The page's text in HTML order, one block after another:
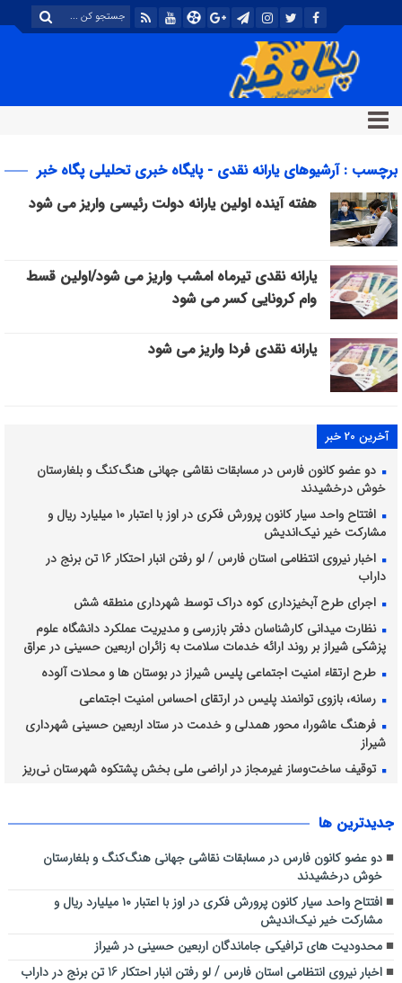
برچسب : آرشیوهای یارانه نقدی - پایگاه خبری تحلیلی پگاه خبر
هفته آینده اولین یارانه دولت رئیسی واریز می شود
یارانه نقدی تیرماه امشب واریز می شود/اولین قسط
وام کرونایی کسر می شود
یارانه نقدی فردا واریز می شود
آخرین 20 خبر
دو عضو کانون فارس در مسابقات نقاشی جهانی هنگ‌کنگ و بلغارستان
خوش درخشیدند
افتتاح واحد سیار کانون پرورش فکری در اوز با اعتبار ۱۰ میلیارد ریال و
مشارکت خیر نیک‌اندیش
اخبار نیروی انتظامی استان فارس / لو رفتن انبار احتکار 16 تن برنج در
داراب
اجرای طرح آبخیزداری کوه دراک توسط شهرداری منطقه شش
نظارت میدانی کارشناسان دفتر بازرسی و مدیریت عملکرد دانشگاه علوم
پزشکی شیراز بر روند ارائه خدمات سلامت به زائران اربعین حسینی در عراق
طرح ارتقاء امنیت اجتماعی پلیس شیراز در بوستان ها و محلات آلوده
رسانه، بازوی توانمند پلیس در ارتقای احساس امنیت اجتماعی
فرهنگ عاشورا، محور همدلی و خدمت در ستاد اربعین حسینی شهرداری
شیراز
توقیف ساخت‌وساز غیرمجاز در اراضی ملی بخش پشتکوه شهرستان نی‌ریز
جديدترين ها
دو عضو کانون فارس در مسابقات نقاشی جهانی هنگ‌کنگ و بلغارستان
خوش درخشیدند
افتتاح واحد سیار کانون پرورش فکری در اوز با اعتبار ۱۰ میلیارد ریال و
مشارکت خیر نیک‌اندیش
محدودیت های ترافیکی جاماندگان اربعین حسینی در شیراز
اخبار نیروی انتظامی استان فارس / لو رفتن انبار احتکار 16 تن برنج در داراب